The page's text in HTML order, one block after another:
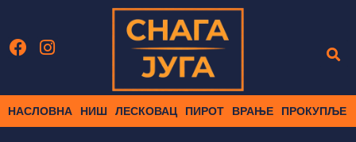
НАСЛОВНА НИШ ЛЕСКОВАЦ ПИРОТ ВРАЊЕ ПРОКУПЉЕ